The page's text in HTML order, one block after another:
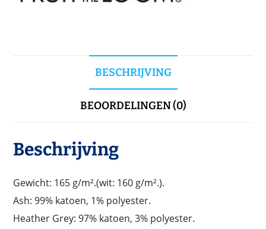
BESCHRIJVING
BEOORDELINGEN (0)
Beschrijving
Gewicht: 165 g/m².(wit: 160 g/m².).
Ash: 99% katoen, 1% polyester.
Heather Grey: 97% katoen, 3% polyester.